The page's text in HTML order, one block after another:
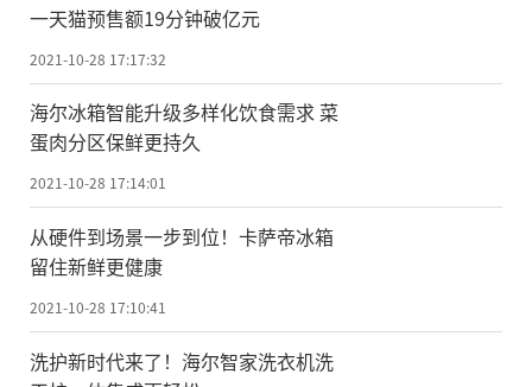
一天猫预售额19分钟破亿元
2021-10-28 17:17:32
海尔冰箱智能升级多样化饮食需求 菜
蛋肉分区保鲜更持久
2021-10-28 17:14:01
从硬件到场景一步到位！卡萨帝冰箱
留住新鲜更健康
2021-10-28 17:10:41
洗护新时代来了！海尔智家洗衣机洗